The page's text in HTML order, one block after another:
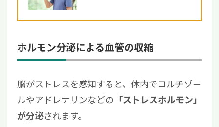
ホルモン分泌による血管の収縮
脳がストレスを感知すると、体内でコルチゾー
ルやアドレナリンなどの 「ストレスホルモン」
が分泌されます。